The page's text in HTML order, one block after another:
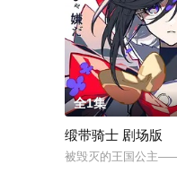
全1集
缎带骑士 剧场版
被毁灭的王国公主——